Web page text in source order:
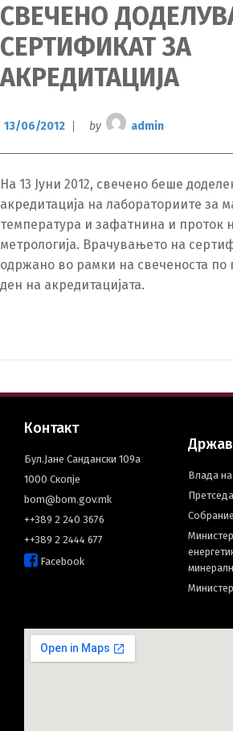
СВЕЧЕНО
СЕРТИФИКАТ ЗА
АКРЕДИТАЦИЈА
13/06/2012 by admin
На 13 Јуни 2012, свечено беше
акредитација на лабораториите за
температура и зафатнина и проток
метрологија. Врачувањето на
одржано во рамки на свеченоста по
ден на акредитацијата.
Контакт
Бул.Јане Сандански 109а
1000 Скопје
bom@bom.gov.mk
++389 2 240 3676
++389 2 2444 677
Facebook
Влада